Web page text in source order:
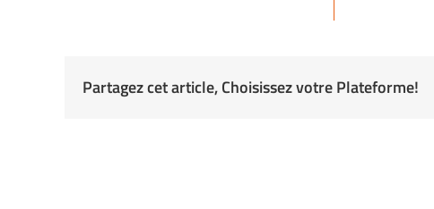
Partagez cet article, Choisissez votre Plateforme!